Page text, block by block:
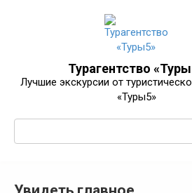
Турагентство
Лучшие экскурсии от
«Туры5»